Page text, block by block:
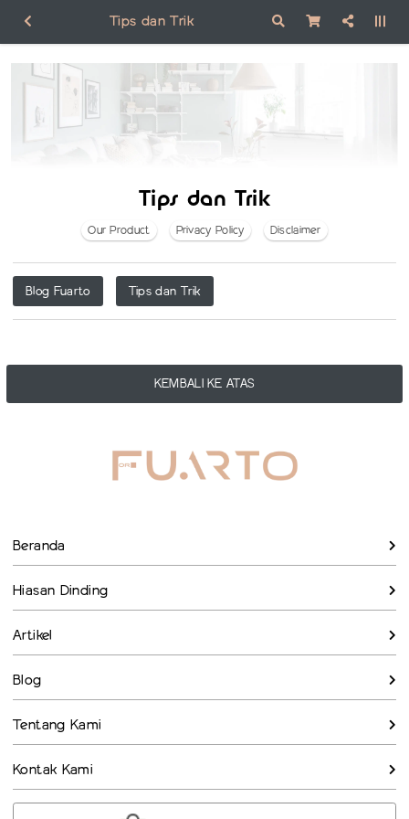
Tips dan Trik
Tips dan Trik
Our Product Privacy Policy Disclaimer
Blog Fuarto Tips dan Trik
KEMBALI KE ATAS
Beranda
Hiasan Dinding
Artikel
Blog
Tentang Kami
Kontak Kami